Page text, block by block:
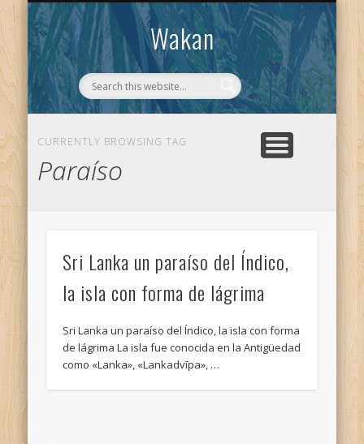
Wakan
WAKAN
CONTACTO
CURRENTLY BROWSING TAG
Paraíso
Sri Lanka un paraíso del Índico,
la isla con forma de lágrima
Sri Lanka un paraíso del Índico, la isla con forma
de lágrima La isla fue conocida en la Antigüedad
como «Lanka», «Lankadvīpa», …